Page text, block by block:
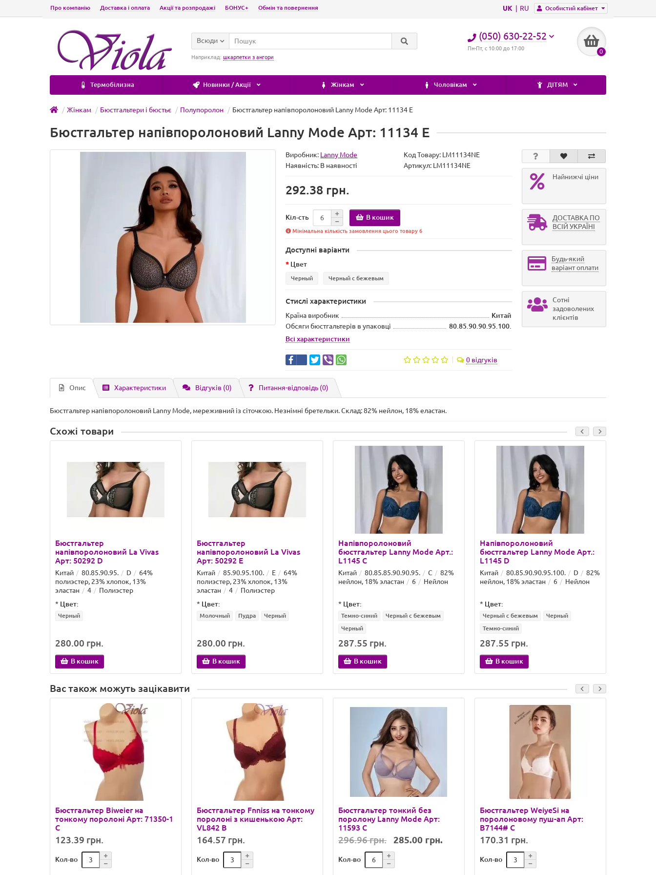
Особистий кабінет
UK RU
Про компанію Доставка і оплата Акції та розпродажі БОНУС+ Обмін та повернення
(050) 630-22-52
Пн-Пт, с 10:00 до 17:00 0
Всюди
Наприклад: шкарпетки з ангори
Термобілизна Новинки / Акції Жінкам Чоловікам ДІТЯМ
Жінкам Бюстгальтери і бюстьє Полупоролон Бюстгальтер напівпоролоновий Lanny Mode Арт: 11134 E
Бюстгальтер напівпоролоновий Lanny Mode Арт: 11134 E
Виробник: Lanny Mode Код Товару: LM11134NE
Наявність: В наявності Артикул: LM11134NE
292.38 грн.
Кіл-сть В кошик
Мінімальна кількість замовлення цього товару 6
Доступні варіанти
Цвет
Черный Черный с бежевым
Стислі характеристики
Країна виробник
Китай
Обсяги бюстгальтерів в упаковці
80.85.90.90.95.100.
Всі характеристики
0 відгуків
Найнижчі ціни
ДОСТАВКА ПО
ВСІЙ УКРАЇНІ
Будь-який
варіант оплати
Сотні
задоволених
клієнтів
Опис Характеристики Відгуків (0) Питання-відповідь (0)
Бюстгальтер напівпоролоновий Lanny Mode, мереживний із сіточкою. Незнімні бретельки. Склад: 82% нейлон, 18% еластан.
Схожі товари
Бюстгальтер
напівпоролоновий La Vivas
Арт: 50292 D
Китай 80.85.90.95. D
64%
полиэстер, 23% хлопок, 13%
эластан
4
Полиэстер
* Цвет:
Черный
280.00 грн.
В кошик
Бюстгальтер
напівпоролоновий La Vivas
Арт: 50292 E
Китай 85.90.95.100. E
64%
полиэстер, 23% хлопок, 13%
эластан
4
Полиэстер
* Цвет:
Молочный Пудра Черный
280.00 грн.
В кошик
Напівпоролоновий
бюстгальтер Lanny Mode Арт.:
L1145 C
Китай 80.85.85.90.90.95. C
82%
нейлон, 18% эластан
6 Нейлон
* Цвет:
Темно-синий
Черный с бежевым
Черный
287.55 грн.
В кошик
Напівпоролоновий
бюстгальтер Lanny Mode Арт.:
L1145 D
Китай 80.85.90.90.95.100. D
82%
нейлон, 18% эластан
6 Нейлон
* Цвет:
Черный с бежевым
Черный
Темно-синий
287.55 грн.
В кошик
Вас також можуть зацікавити
Бюстгальтер Biweier на
тонкому поролоні Арт: 71350-1
C
123.39 грн.
Кол-во
Бюстгальтер Fnniss на тонкому
поролоні з кишенькою Арт:
VL842 B
164.57 грн.
Кол-во
Бюстгальтер тонкий без
поролону Lanny Mode Арт:
11593 C
296.96 грн. 285.00 грн.
Кол-во
Бюстгальтер WeiyeSi на
поролоновому пуш-ап Арт:
B7144# C
170.31 грн.
Кол-во